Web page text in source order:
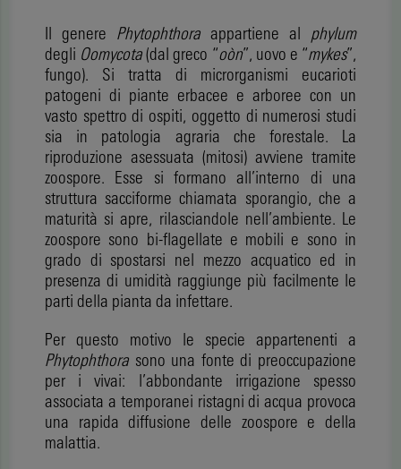
Il genere Phytophthora appartiene al phylum
degli Oomycota(dal greco “oòn”, uovo e “mykes”,
fungo). Si tratta di microrganismi eucarioti
patogeni di piante erbacee e arboree con un
vasto spettro di ospiti, oggetto di numerosi studi
sia in patologia agraria che forestale. La
riproduzione asessuata (mitosi) avviene tramite
zoospore. Esse si formano all’interno di una
struttura sacciforme chiamata sporangio, che a
maturità si apre, rilasciandole nell’ambiente. Le
zoospore sono bi-flagellate e mobili e sono in
grado di spostarsi nel mezzo acquatico ed in
presenza di umidità raggiunge più facilmente le
parti della pianta da infettare.
Per questo motivo le specie appartenenti a
Phytophthora sono una fonte di preoccupazione
per i vivai: l’abbondante irrigazione spesso
associata a temporanei ristagni di acqua provoca
una rapida diffusione delle zoospore e della
malattia.